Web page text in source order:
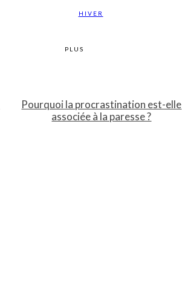
HIVER
PLUS
Pourquoi la procrastination est-elle
associée à la paresse ?